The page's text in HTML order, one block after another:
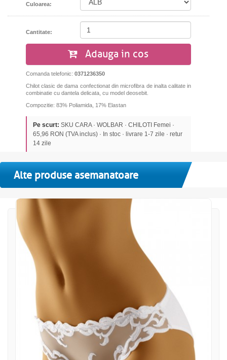
Culoarea:
Cantitate:
Adauga in cos
Comanda telefonic: 0371236350
Chilot clasic de dama confectionat din microfibra de inalta calitate in
combinatie cu dantela delicata, cu model deosebit.
Compozitie: 83% Poliamida, 17% Elastan
Pe scurt: SKU CARA · WOLBAR · CHILOTI Femei ·
65,96 RON (TVA inclus) · In stoc · livrare 1-7 zile · retur
14 zile
Alte produse asemanatoare